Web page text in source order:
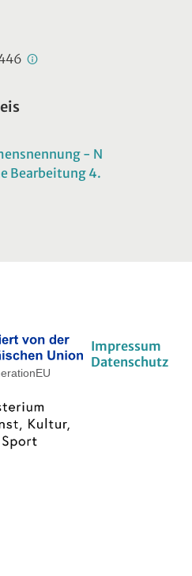
- N
Bearbeitung 4.
Impressum
Datenschutz